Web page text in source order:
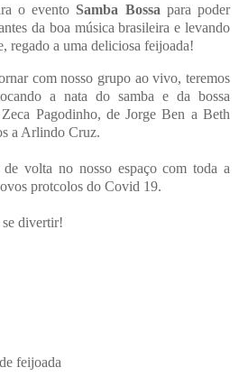
o evento Samba Bossa para poder
da boa música brasileira e levando
regado a uma deliciosa feijoada!
com nosso grupo ao vivo, teremos
a nata do samba e da bossa
Pagodinho, de Jorge Ben a Beth
a Arlindo Cruz.
de volta no nosso espaço com toda a
protcolos do Covid 19.
se divertir!
feijoada